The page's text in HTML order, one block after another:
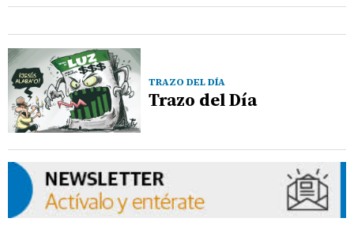
TRAZO DEL DÍA
Trazo del Día